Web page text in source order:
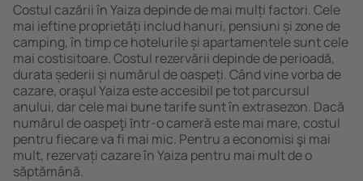
Costul cazării în Yaiza depinde de mai mulți factori. Cele
mai ieftine proprietăți includ hanuri, pensiuni și zone de
camping, în timp ce hotelurile și apartamentele sunt cele
mai costisitoare. Costul rezervării depinde de perioadă,
durata șederii și numărul de oaspeți. Când vine vorba de
cazare, oraşul Yaiza este accesibil pe tot parcursul
anului, dar cele mai bune tarife sunt în extrasezon. Dacă
numărul de oaspeţi ȋntr-o cameră este mai mare, costul
pentru fiecare va fi mai mic. Pentru a economisi şi mai
mult, rezervați cazare în Yaiza pentru mai mult de o
săptămână.